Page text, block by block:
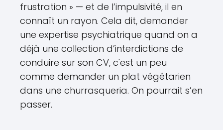
frustration » — et de l’impulsivité, il en
connaît un rayon. Cela dit, demander
une expertise psychiatrique quand on a
déjà une collection d’interdictions de
conduire sur son CV, c'est un peu
comme demander un plat végétarien
dans une churrasqueria. On pourrait s’en
passer.